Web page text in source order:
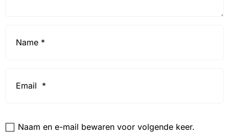
Naam en e-mail bewaren voor volgende keer.